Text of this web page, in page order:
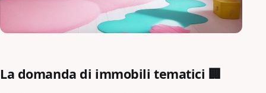
La domanda di immobili tematici 🏢